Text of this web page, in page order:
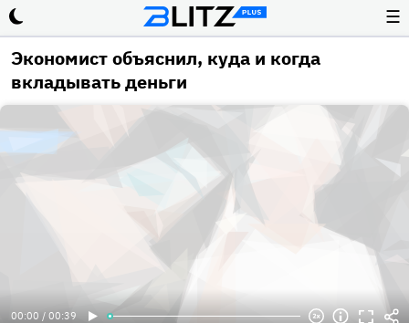
☰
Экономист объяснил, куда и когда
вкладывать деньги
00:00 / 00:39